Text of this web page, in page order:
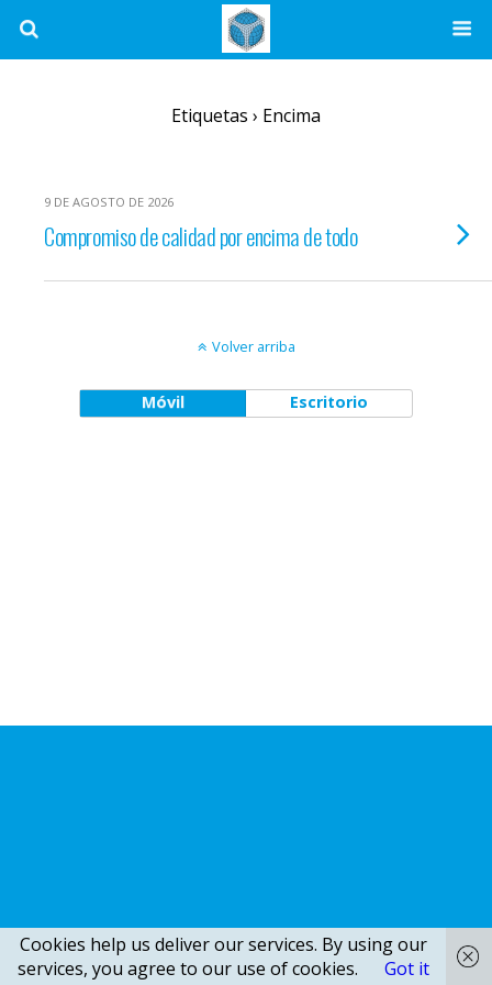
Etiquetas › Encima
9 DE AGOSTO DE 2026
Compromiso de calidad por encima de todo
Volver arriba
Móvil Escritorio
Cookies help us deliver our services. By using our
services, you agree to our use of cookies.
Got it